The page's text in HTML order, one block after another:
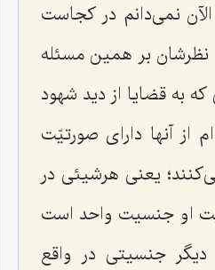
نمى‌دانم در کجاست
نظرشان بر همین مسئله
به قضایا از دید شهود
از آنها داراى صورتیّت
یعنى هرشیئی در
او جنسیت واحد است
جنسیتى در واقع